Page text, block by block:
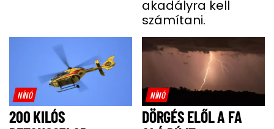
akadályra kell
számítani.
NÍNÓ
200 KILÓS
NÍNÓ
DÖRGÉS ELŐL A FA